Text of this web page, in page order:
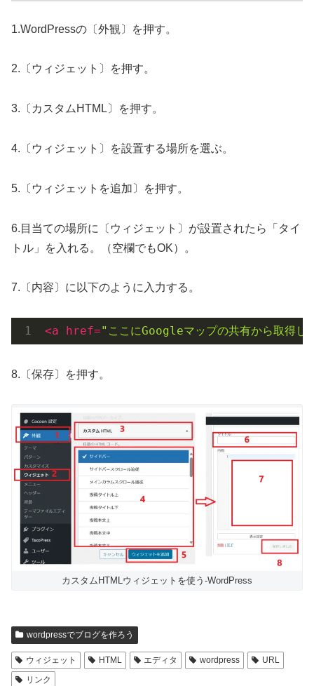
1.WordPressの〔外観〕を押す。
2.〔ウィジェット〕を押す。
3.〔カスタムHTML〕を押す。
4.〔ウィジェット〕を設置する場所を選ぶ。
5.〔ウィジェットを追加〕を押す。
6.目当ての場所に〔ウィジェット〕が設置されたら「タイ
トル」を入れる。（空欄でもOK）。
7.〔内容〕に以下のように入力する。
<a href="ここにGoogleマップの共有から取得し
8.〔保存〕を押す。
カスタムHTMLウィジェットを使う-WordPress
wordpressでブログを作ろう
ウィジェット HTML エディタ wordpress
URL
リンク